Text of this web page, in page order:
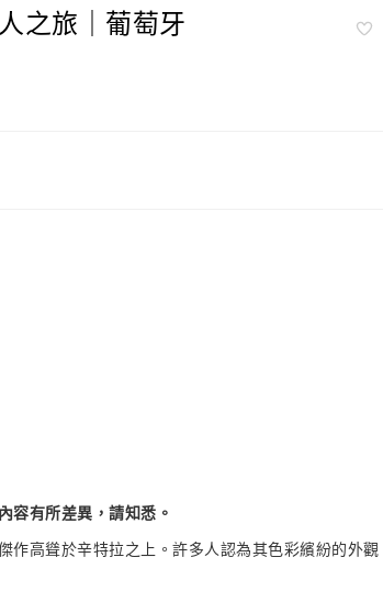
之旅｜葡萄牙
容有所差異，請知悉。
作高聳於辛特拉之上。許多人認為其色彩繽紛的外觀